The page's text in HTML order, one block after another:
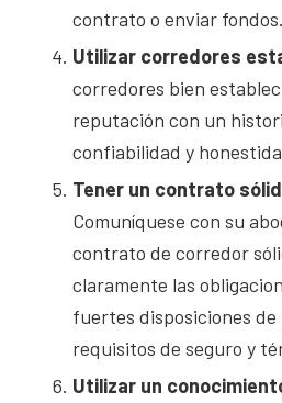
contrato o enviar fondos.
Utilizar corredores
corredores bien
reputación con un
confiabilidad y
Tener un contrato
Comuníquese con su
contrato de corredor
claramente las
fuertes disposiciones
requisitos de seguro y
Utilizar un